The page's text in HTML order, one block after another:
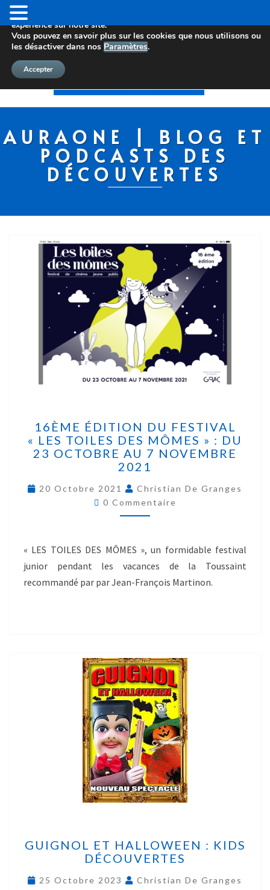
AURAONE | BLOG ET
PODCASTS DES
DÉCOUVERTES
16ÈME ÉDITION DU FESTIVAL
« LES TOILES DES MÔMES » : DU
23 OCTOBRE AU 7 NOVEMBRE
2021
20 Octobre 2021
Christian De Granges
0 Commentaire
« LES TOILES DES MÔMES », un formidable festival
junior pendant les vacances de la Toussaint
recommandé par par Jean-François Martinon.
GUIGNOL ET HALLOWEEN : KIDS
DÉCOUVERTES
25 Octobre 2023
Christian De Granges
Nous utilisons des cookies pour vous offrir la meilleure
expérience sur notre site.
Vous pouvez en savoir plus sur les cookies que nous utilisons ou
les désactiver dans nos Paramètres.
Accepter